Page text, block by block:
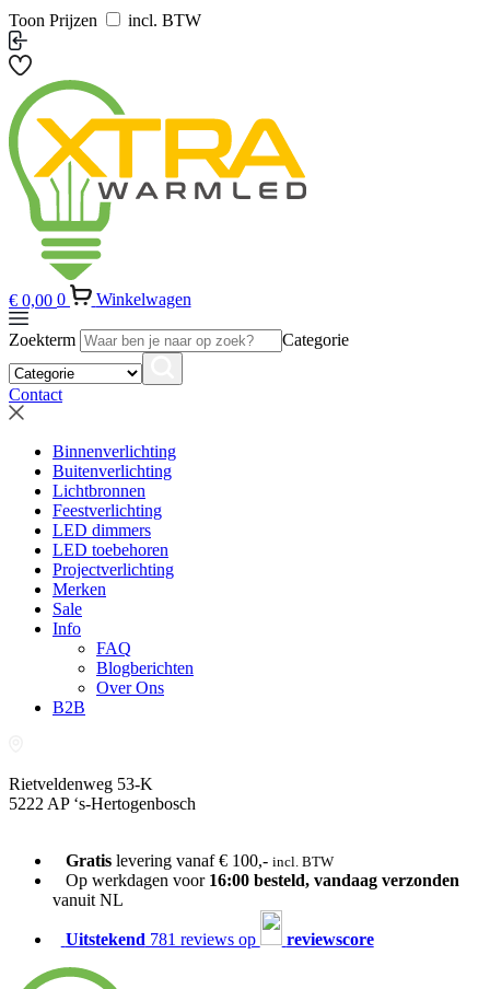
Toon Prijzen incl. BTW
€ 0,00 0 Winkelwagen
Zoekterm Categorie
Contact
Binnenverlichting
Buitenverlichting
Lichtbronnen
Feestverlichting
LED dimmers
LED toebehoren
Projectverlichting
Merken
Sale
Info
FAQ
Blogberichten
Over Ons
B2B
Rietveldenweg 53-K
5222 AP ‘s-Hertogenbosch
Gratislevering vanaf € 100,- incl. BTW
Op werkdagen voor 16:00 besteld, vandaag verzonden
vanuit NL
Uitstekend 781 reviews op reviewscore